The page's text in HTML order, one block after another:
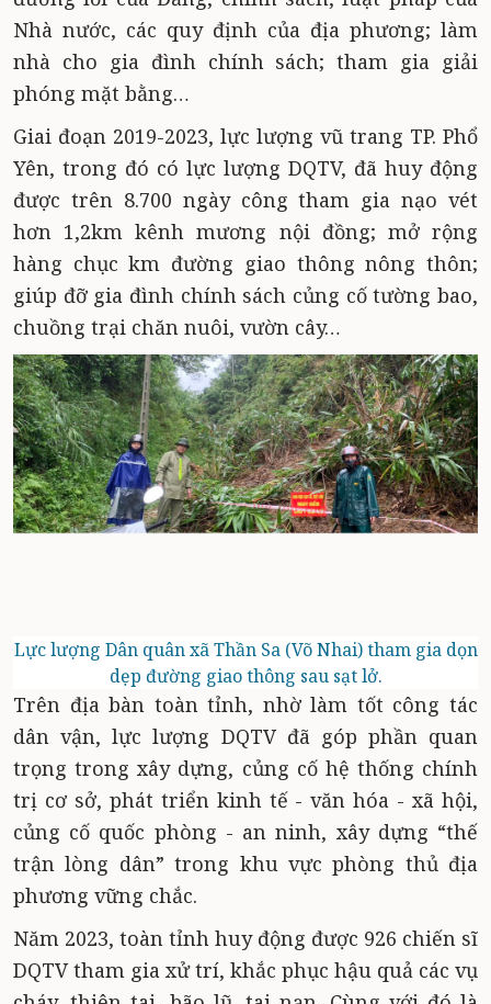
Nhà nước, các quy định của địa phương; làm
nhà cho gia đình chính sách; tham gia giải
phóng mặt bằng…
Giai đoạn 2019-2023, lực lượng vũ trang TP. Phổ
Yên, trong đó có lực lượng DQTV, đã huy động
được trên 8.700 ngày công tham gia nạo vét
hơn 1,2km kênh mương nội đồng; mở rộng
hàng chục km đường giao thông nông thôn;
giúp đỡ gia đình chính sách củng cố tường bao,
chuồng trại chăn nuôi, vườn cây…
Lực lượng Dân quân xã Thần Sa (Võ Nhai) tham gia dọn
dẹp đường giao thông sau sạt lở.
Trên địa bàn toàn tỉnh, nhờ làm tốt công tác
dân vận, lực lượng DQTV đã góp phần quan
trọng trong xây dựng, củng cố hệ thống chính
trị cơ sở, phát triển kinh tế - văn hóa - xã hội,
củng cố quốc phòng - an ninh, xây dựng “thế
trận lòng dân” trong khu vực phòng thủ địa
phương vững chắc.
Năm 2023, toàn tỉnh huy động được 926 chiến sĩ
DQTV tham gia xử trí, khắc phục hậu quả các vụ